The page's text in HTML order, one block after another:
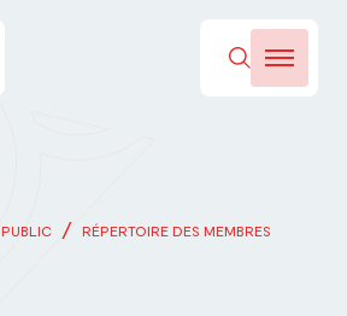
/ RÉPERTOIRE DES MEMBRES